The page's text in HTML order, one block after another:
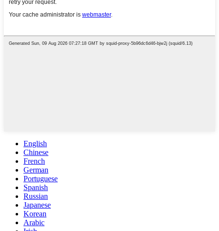
English
Chinese
French
German
Portuguese
Spanish
Russian
Japanese
Korean
Arabic